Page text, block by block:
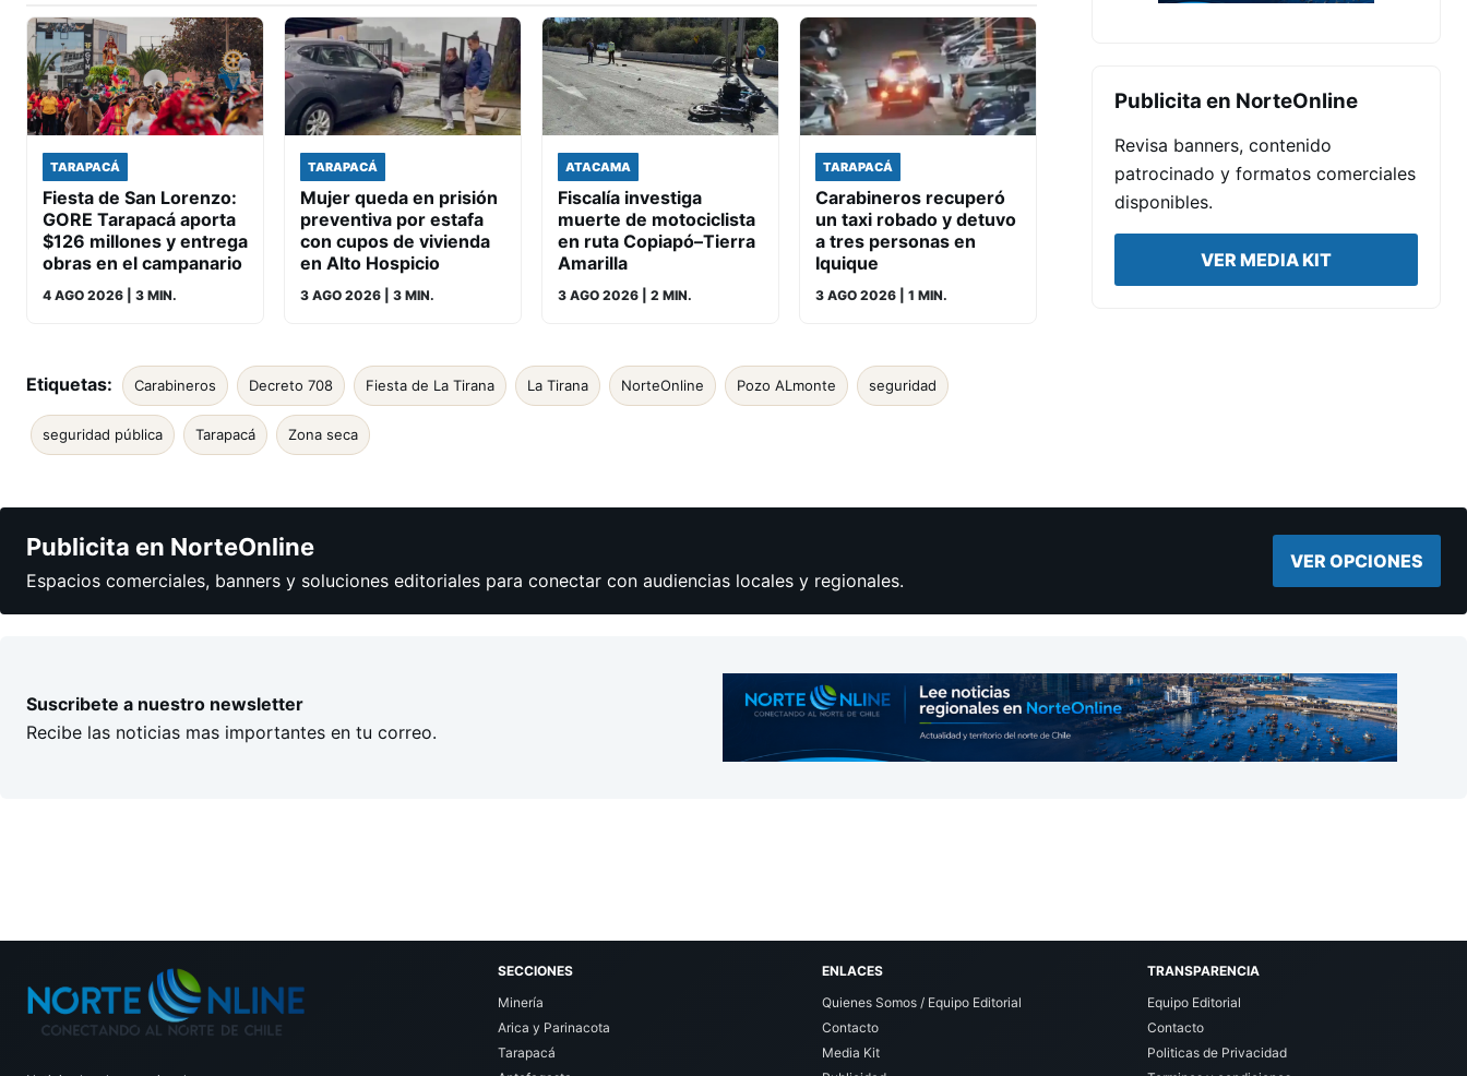
TARAPACÁ
Fiesta de San Lorenzo:
GORE Tarapacá aporta
$126 millones y entrega
obras en el campanario
4 AGO 2026 | 3 MIN.
TARAPACÁ
Mujer queda en prisión
preventiva por estafa
con cupos de vivienda
en Alto Hospicio
3 AGO 2026 | 3 MIN.
ATACAMA
Fiscalía investiga
muerte de motociclista
en ruta Copiapó–Tierra
Amarilla
3 AGO 2026 | 2 MIN.
TARAPACÁ
Carabineros recuperó
un taxi robado y detuvo
a tres personas en
Iquique
3 AGO 2026 | 1 MIN.
Etiquetas: Carabineros Decreto 708 Fiesta de La Tirana La Tirana NorteOnline Pozo ALmonte seguridad
seguridad pública Tarapacá Zona seca
Publicita en NorteOnline
Revisa banners, contenido
patrocinado y formatos comerciales
disponibles.
VER MEDIA KIT
Publicita en NorteOnline
Espacios comerciales, banners y soluciones editoriales para conectar con audiencias locales y regionales.
VER OPCIONES
Suscribete a nuestro newsletter
Recibe las noticias mas importantes en tu correo.
SECCIONES
Minería
Arica y Parinacota
Tarapacá
ENLACES
Quienes Somos / Equipo Editorial
Contacto
Media Kit
TRANSPARENCIA
Equipo Editorial
Contacto
Politicas de Privacidad